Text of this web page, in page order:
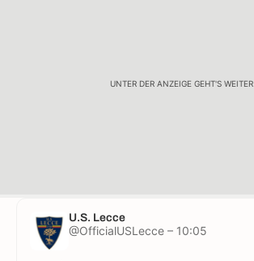
UNTER DER ANZEIGE GEHT'S WEITER
U.S. Lecce
@OfficialUSLecce – 10:05